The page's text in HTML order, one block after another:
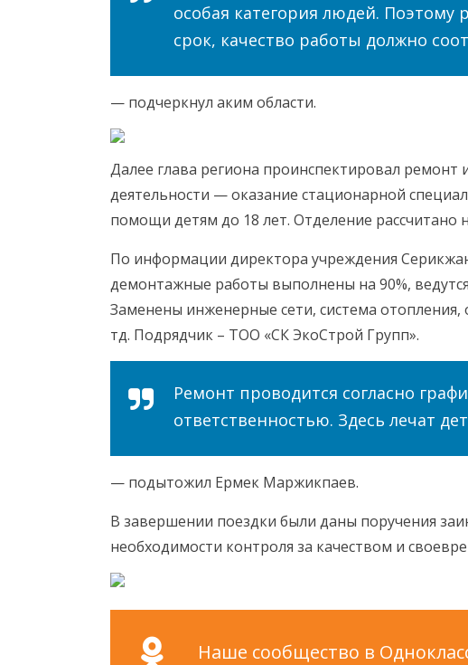
особая категория людей.
срок, качество работы должно
— подчеркнул аким области.
Далее глава региона проинспектировал
деятельности — оказание стационарной
помощи детям до 18 лет. Отделение рассчитано
По информации директора учреждения
демонтажные работы выполнены на 90%,
Заменены инженерные сети, система
тд. Подрядчик – ТОО «СК ЭкоСтрой Групп».
Ремонт проводится согласно
ответственностью. Здесь лечат
— подытожил Ермек Маржикпаев.
В завершении поездки были даны поручения
необходимости контроля за качеством и
Наше сообщество в